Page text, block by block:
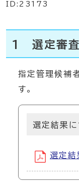
ID:23173
1 選定審査
指定管理候補
す。
選定結果に
選定